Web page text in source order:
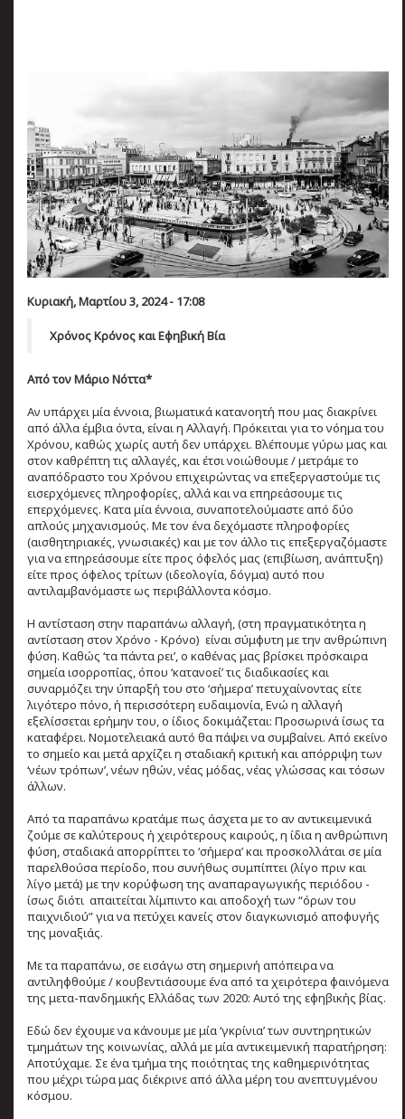
Κυριακή, Μαρτίου 3, 2024 - 17:08
Χρόνος Κρόνος και Εφηβική Βία
Από τον Μάριο Νόττα*
Aν υπάρχει μία έννοια, βιωματικά κατανοητή που μας διακρίνει
από άλλα έμβια όντα, είναι η Αλλαγή. Πρόκειται για το νόημα του
Χρόνου, καθώς χωρίς αυτή δεν υπάρχει. Βλέπουμε γύρω μας και
στον καθρέπτη τις αλλαγές, και έτσι νοιώθουμε / μετράμε το
αναπόδραστο του Χρόνου επιχειρώντας να επεξεργαστούμε τις
εισερχόμενες πληροφορίες, αλλά και να επηρεάσουμε τις
επερχόμενες. Κατα μία έννοια, συναποτελούμαστε από δύο
απλούς μηχανισμούς. Με τον ένα δεχόμαστε πληροφορίες
(αισθητηριακές, γνωσιακές) και με τον άλλο τις επεξεργαζόμαστε
για να επηρεάσουμε είτε προς όφελός μας (επιβίωση, ανάπτυξη)
είτε προς όφελος τρίτων (ιδεολογία, δόγμα) αυτό που
αντιλαμβανόμαστε ως περιβάλλοντα κόσμο.
Η αντίσταση στην παραπάνω αλλαγή, (στη πραγματικότητα η
αντίσταση στον Χρόνο - Κρόνο) είναι σύμφυτη με την ανθρώπινη
φύση. Καθώς ‘τα πάντα ρει’, ο καθένας μας βρίσκει πρόσκαιρα
σημεία ισορροπίας, όπου ‘κατανοεί’ τις διαδικασίες και
συναρμόζει την ύπαρξή του στο ‘σήμερα’ πετυχαίνοντας είτε
λιγότερο πόνο, ή περισσότερη ευδαιμονία, Ενώ η αλλαγή
εξελίσσεται ερήμην του, ο ίδιος δοκιμάζεται: Προσωρινά ίσως τα
καταφέρει. Νομοτελειακά αυτό θα πάψει να συμβαίνει. Από εκείνο
το σημείο και μετά αρχίζει η σταδιακή κριτική και απόρριψη των
‘νέων τρόπων’, νέων ηθών, νέας μόδας, νέας γλώσσας και τόσων
άλλων.
Από τα παραπάνω κρατάμε πως άσχετα με το αν αντικειμενικά
ζούμε σε καλύτερους ή χειρότερους καιρούς, η ίδια η ανθρώπινη
φύση, σταδιακά απορρίπτει το ‘σήμερα’ και προσκολλάται σε μία
παρελθούσα περίοδο, που συνήθως συμπίπτει (λίγο πριν και
λίγο μετά) με την κορύφωση της αναπαραγωγικής περιόδου -
ίσως διότι απαιτείται λίμπιντο και αποδοχή των “όρων του
παιχνιδιού” για να πετύχει κανείς στον διαγκωνισμό αποφυγής
της μοναξιάς.
Με τα παραπάνω, σε εισάγω στη σημερινή απόπειρα να
αντιληφθούμε / κουβεντιάσουμε ένα από τα χειρότερα φαινόμενα
της μετα-πανδημικής Ελλάδας των 2020: Αυτό της εφηβικής βίας.
Εδώ δεν έχουμε να κάνουμε με μία ‘γκρίνια’ των συντηρητικών
τμημάτων της κοινωνίας, αλλά με μία αντικειμενική παρατήρηση:
Αποτύχαμε. Σε ένα τμήμα της ποιότητας της καθημερινότητας
που μέχρι τώρα μας διέκρινε από άλλα μέρη του ανεπτυγμένου
κόσμου.